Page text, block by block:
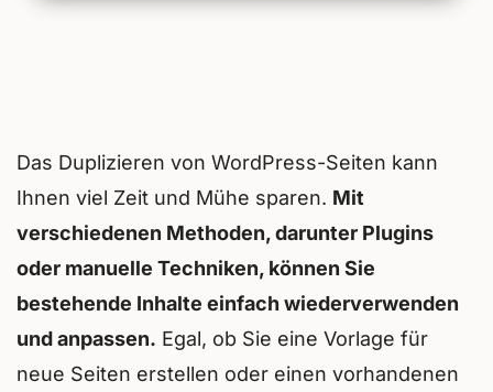
Das Duplizieren von WordPress-Seiten kann
Ihnen viel Zeit und Mühe sparen. Mit
verschiedenen Methoden, darunter Plugins
oder manuelle Techniken, können Sie
bestehende Inhalte einfach wiederverwenden
und anpassen. Egal, ob Sie eine Vorlage für
neue Seiten erstellen oder einen vorhandenen